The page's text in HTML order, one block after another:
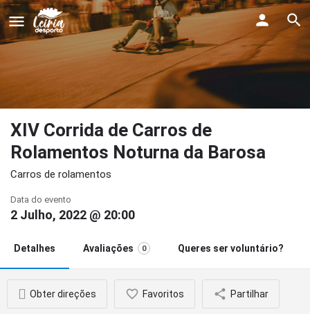
XIV Corrida de Carros de
Rolamentos Noturna da Barosa
Carros de rolamentos
Data do evento
2 Julho, 2022 @ 20:00
Detalhes Avaliações 0 Queres ser voluntário?
Obter direções Favoritos Partilhar